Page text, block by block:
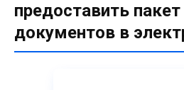
предоставить пакет
документов в